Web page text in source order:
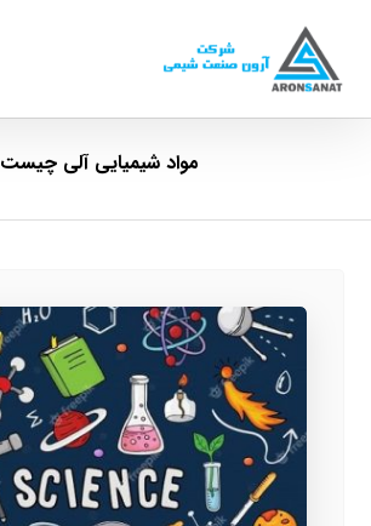
مواد شیمیایی آلی چیست